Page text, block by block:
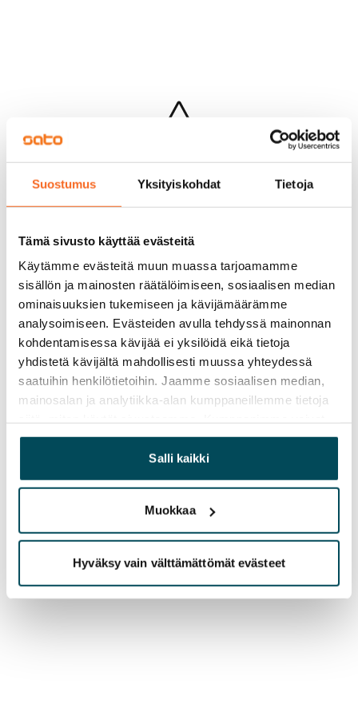
Suostumus Yksityiskohdat Tietoja
Tämä sivusto käyttää evästeitä
Käytämme evästeitä muun muassa tarjoamamme
sisällön ja mainosten räätälöimiseen, sosiaalisen median
ominaisuuksien tukemiseen ja kävijämäärämme
analysoimiseen. Evästeiden avulla tehdyssä mainonnan
kohdentamisessa kävijää ei yksilöidä eikä tietoja
yhdistetä kävijältä mahdollisesti muussa yhteydessä
saatuihin henkilötietoihin. Jaamme sosiaalisen median,
mainosalan ja analytiikka-alan kumppaneillemme tietoja
yhdistää näitä tietoja muihin tietoihin, joita olet antanut
heille tai joita on kerätty, kun olet käyttänyt heidän
palvelujaan.
Salli kaikki
Muokkaa
Hyväksy vain välttämättömät evästeet
Hups...
Jotakin meni pieleen sivun lataamisessa